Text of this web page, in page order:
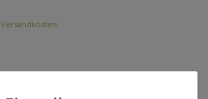
Versandkosten